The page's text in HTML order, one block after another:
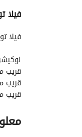
فيلا
فيلا توين هاوس 249 متر
قريب
قريب
قريب
وصول
قريب